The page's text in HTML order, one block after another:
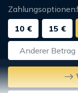
Zahlungsoptionen:
10 €
15 €